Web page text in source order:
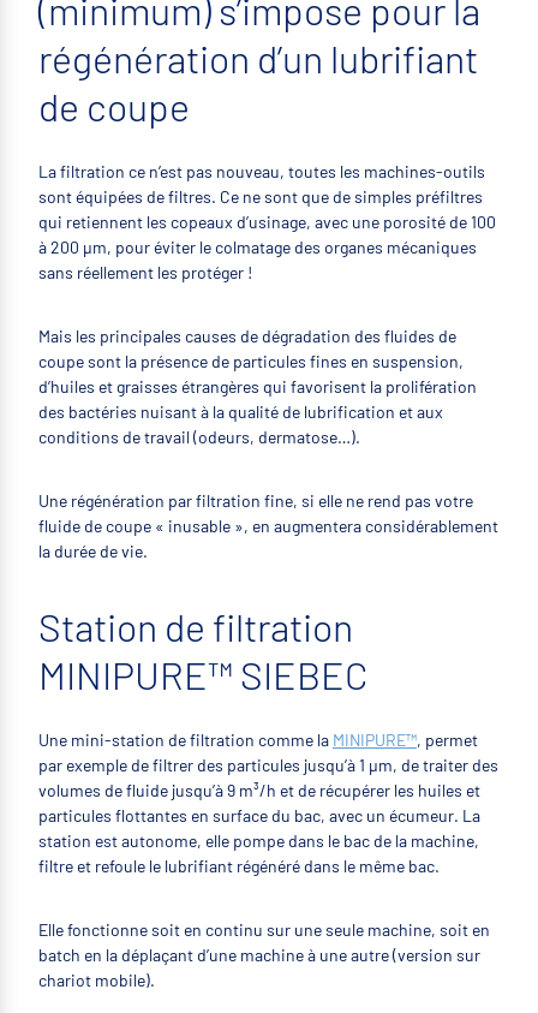
(minimum) s’impose pour la
régénération d’un lubrifiant
de coupe
La filtration ce n’est pas nouveau, toutes les machines-outils
sont équipées de filtres. Ce ne sont que de simples préfiltres
qui retiennent les copeaux d’usinage, avec une porosité de 100
à 200 µm, pour éviter le colmatage des organes mécaniques
sans réellement les protéger !
Mais les principales causes de dégradation des fluides de
coupe sont la présence de particules fines en suspension,
d’huiles et graisses étrangères qui favorisent la prolifération
des bactéries nuisant à la qualité de lubrification et aux
conditions de travail (odeurs, dermatose…).
Une régénération par filtration fine, si elle ne rend pas votre
fluide de coupe « inusable », en augmentera considérablement
la durée de vie.
Station de filtration
MINIPURE™ SIEBEC
Une mini-station de filtration comme la MINIPURE™, permet
par exemple de filtrer des particules jusqu’à 1 µm, de traiter des
volumes de fluide jusqu’à 9 m³/h et de récupérer les huiles et
particules flottantes en surface du bac, avec un écumeur. La
station est autonome, elle pompe dans le bac de la machine,
filtre et refoule le lubrifiant régénéré dans le même bac.
Elle fonctionne soit en continu sur une seule machine, soit en
batch en la déplaçant d’une machine à une autre (version sur
chariot mobile).